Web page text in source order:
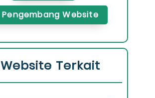
Pengembang Website
Website Terkait